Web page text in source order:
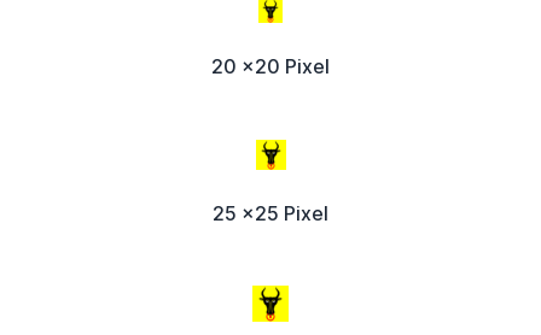
20 x20 Pixel
25 x25 Pixel